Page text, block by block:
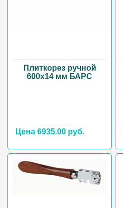
Плиткорез ручной
600х14 мм БАРС
Цена 6935.00 руб.